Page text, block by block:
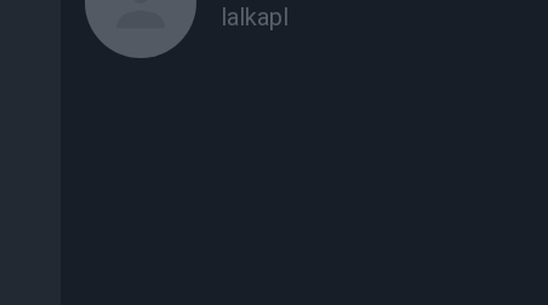
lalkapl